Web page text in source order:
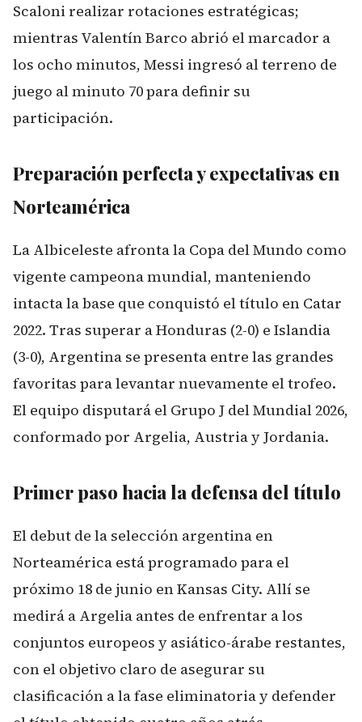
Scaloni realizar rotaciones estratégicas;
mientras Valentín Barco abrió el marcador a
los ocho minutos, Messi ingresó al terreno de
juego al minuto 70 para definir su
participación.
Preparación perfecta y expectativas en
Norteamérica
La Albiceleste afronta la Copa del Mundo como
vigente campeona mundial, manteniendo
intacta la base que conquistó el título en Catar
2022. Tras superar a Honduras (2-0) e Islandia
(3-0), Argentina se presenta entre las grandes
favoritas para levantar nuevamente el trofeo.
El equipo disputará el Grupo J del Mundial 2026,
conformado por Argelia, Austria y Jordania.
Primer paso hacia la defensa del título
El debut de la selección argentina en
Norteamérica está programado para el
próximo 18 de junio en Kansas City. Allí se
medirá a Argelia antes de enfrentar a los
conjuntos europeos y asiático-árabe restantes,
con el objetivo claro de asegurar su
clasificación a la fase eliminatoria y defender